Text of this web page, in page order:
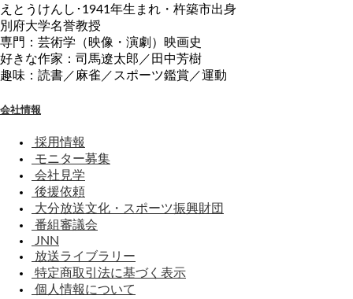
えとうけんし･1941年生まれ・杵築市出身
別府大学名誉教授
専門：芸術学（映像・演劇）映画史
好きな作家：司馬遼太郎／田中芳樹
趣味：読書／麻雀／スポーツ鑑賞／運動
会社情報
採用情報
モニター募集
会社見学
後援依頼
大分放送文化・スポーツ振興財団
番組審議会
JNN
放送ライブラリー
特定商取引法に基づく表示
個人情報について